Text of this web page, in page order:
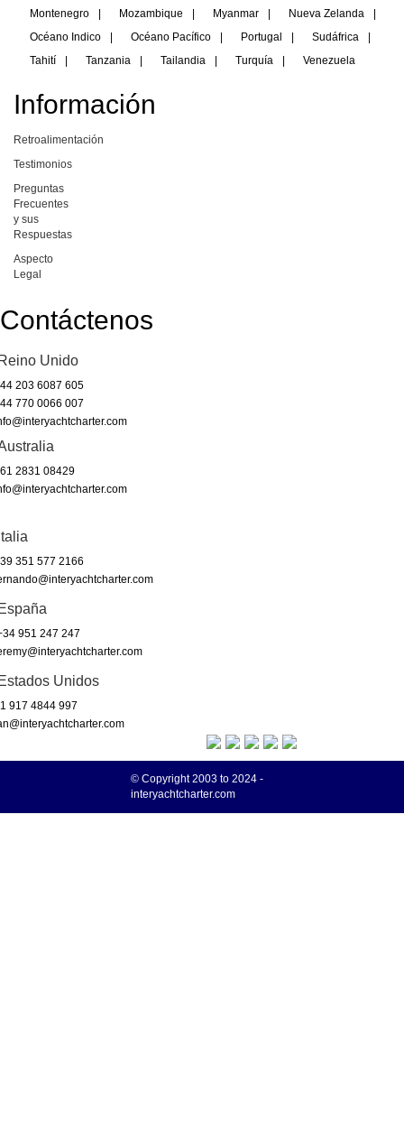
Montenegro
Mozambique Myanmar Nueva Zelanda
Océano Indico
Océano Pacífico Portugal Sudáfrica
Tahití
Tanzania Tailandia Turquía Venezuela
Información
Retroalimentación
Testimonios
Preguntas
Frecuentes
y sus
Respuestas
Aspecto
Legal
Contáctenos
Unido
203 6087 605
770 0066 007
2831 08429
351 577 2166
951 247 247
Unidos
917 4844 997
© Copyright 2003 to 2024 -
interyachtcharter.com